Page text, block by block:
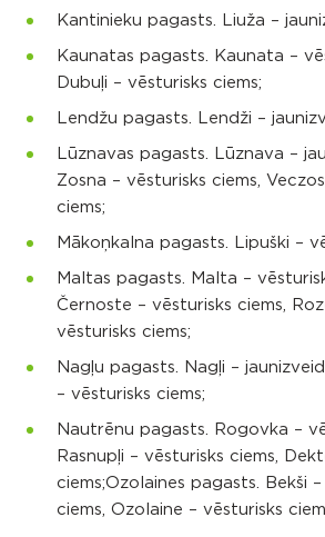
Kantinieku pagasts. Liuža –
Kaunatas pagasts. Kaunata –
Dubuļi – vēsturisks ciems;
Lendžu pagasts. Lendži –
Lūznavas pagasts. Lūznava –
Zosna – vēsturisks ciems,
ciems;
Mākoņkalna pagasts. Lipuški –
Maltas pagasts. Malta –
Černoste – vēsturisks ciems,
vēsturisks ciems;
Nagļu pagasts. Nagļi –
– vēsturisks ciems;
Nautrēnu pagasts. Rogovka –
Rasnupļi – vēsturisks ciems,
ciems;Ozolaines pagasts. Bekši
ciems, Ozolaine – vēsturisks